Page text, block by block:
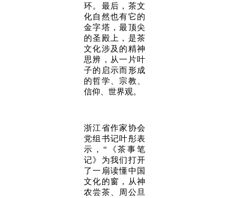
环。最后，茶文
化自然也有它的
金字塔，最顶尖
的圣殿上，是茶
文化涉及的精神
思辨，从一片叶
子的启示而形成
的哲学、宗教、
信仰、世界观。
浙江省作家协会
党组书记叶彤表
示，“《茶事笔
记》为我们打开
了一扇读懂中国
文化的窗，从神
农尝茶、周公旦